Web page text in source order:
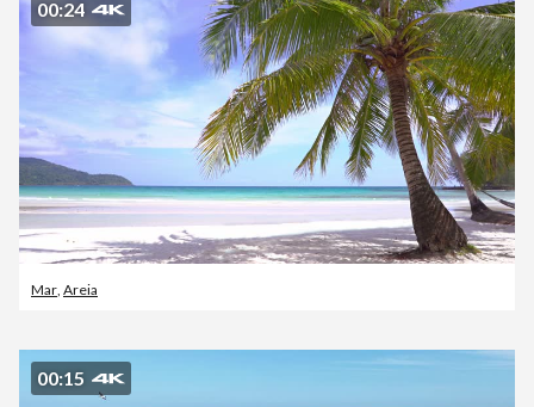
00:24
Mar Areia
00:15